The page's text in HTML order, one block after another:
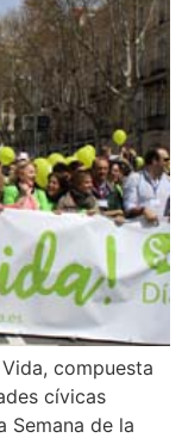
compuesta
cívicas
Semana de la